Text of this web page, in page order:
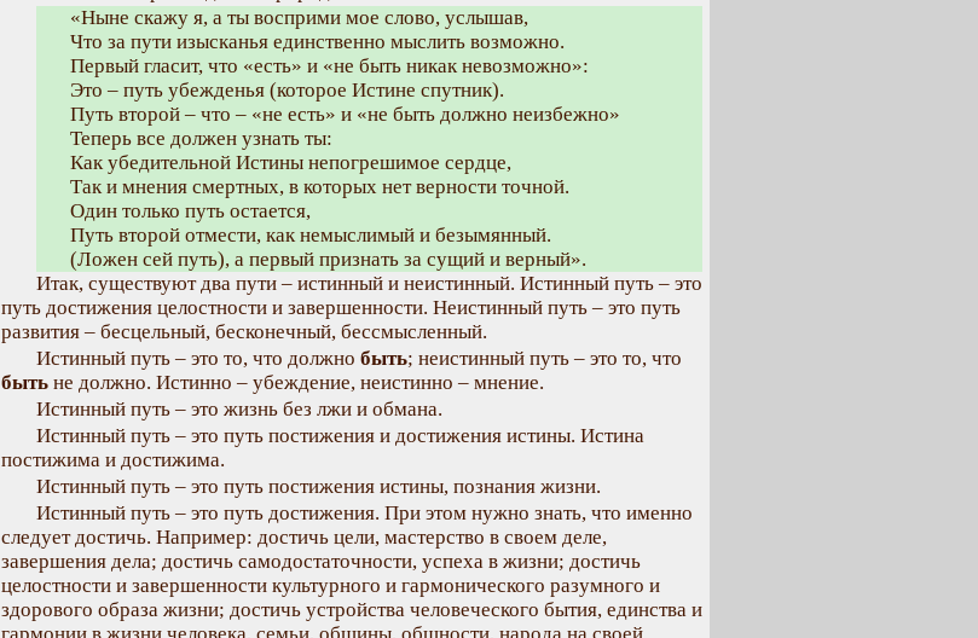
«Ныне скажу я, а ты восприми мое слово, услышав,
Что за пути изысканья единственно мыслить возможно.
Первый гласит, что «есть» и «не быть никак невозможно»:
Это – путь убежденья (которое Истине спутник).
Путь второй – что – «не есть» и «не быть должно неизбежно»
Теперь все должен узнать ты:
Как убедительной Истины непогрешимое сердце,
Так и мнения смертных, в которых нет верности точной.
Один только путь остается,
Путь второй отмести, как немыслимый и безымянный.
(Ложен сей путь), а первый признать за сущий и верный».
Итак, существуют два пути – истинный и неистинный. Истинный путь – это
путь достижения целостности и завершенности. Неистинный путь – это путь
развития – бесцельный, бесконечный, бессмысленный.
Истинный путь – это то, что должно быть; неистинный путь – это то, что
быть не должно. Истинно – убеждение, неистинно – мнение.
Истинный путь – это жизнь без лжи и обмана.
Истинный путь – это путь постижения и достижения истины. Истина
постижима и достижима.
Истинный путь – это путь постижения истины, познания жизни.
Истинный путь – это путь достижения. При этом нужно знать, что именно
следует достичь. Например: достичь цели, мастерство в своем деле,
завершения дела; достичь самодостаточности, успеха в жизни; достичь
целостности и завершенности культурного и гармонического разумного и
здорового образа жизни; достичь устройства человеческого бытия, единства и